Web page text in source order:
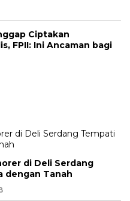
Ciptakan
FPII: Ini Ancaman bagi
di Deli Serdang
dengan Tanah